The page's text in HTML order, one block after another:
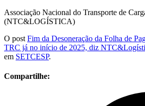
Associação Nacional do Transporte de
(NTC&LOGÍSTICA)
O post Fim da Desoneração da Folha de
TRC já no início de 2025, diz
em SETCESP.
Compartilhe: